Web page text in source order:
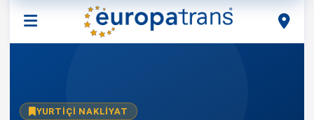
YURTIÇI NAKLIYAT